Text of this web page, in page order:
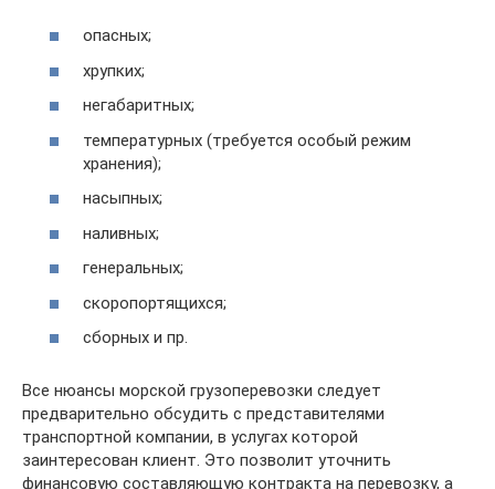
опасных;
хрупких;
негабаритных;
температурных (требуется особый режим
хранения);
насыпных;
наливных;
генеральных;
скоропортящихся;
сборных и пр.
Все нюансы морской грузоперевозки следует
предварительно обсудить с представителями
транспортной компании, в услугах которой
заинтересован клиент. Это позволит уточнить
финансовую составляющую контракта на перевозку, а